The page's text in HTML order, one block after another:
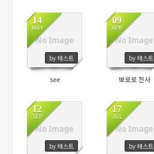
No Image
14
MAY
by 테스트
481
see
No Image
09
APR
by 테스트
521
뽀로로 천사
No Image
12
SEP
by 테스트
1199 No Image
17
JUL
by 테스트
1486